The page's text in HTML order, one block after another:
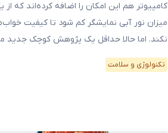
کامپیوتر هم این امکان را اضافه کرده‌اند که
میزان نور آبی نمایشگر کم شود تا کیفیت
نکند. اما حالا حداقل یک پژوهش کوچک
تکنولوژی و سلامت